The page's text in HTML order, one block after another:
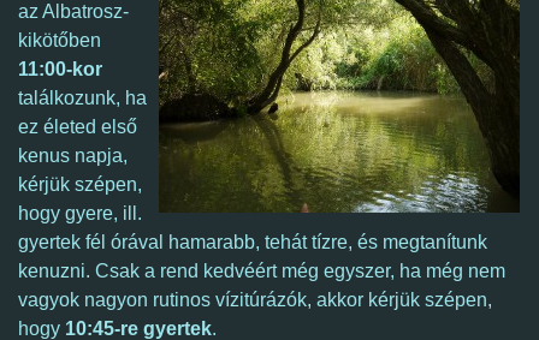
az Albatrosz-
kikötőben
11:00-kor
találkozunk, ha
ez életed első
kenus napja,
kérjük szépen,
hogy gyere, ill.
gyertek fél órával hamarabb, tehát tízre, és megtanítunk
kenuzni. Csak a rend kedvéért még egyszer, ha még nem
vagyok nagyon rutinos vízitúrázók, akkor kérjük szépen,
hogy 10:45-re gyertek.